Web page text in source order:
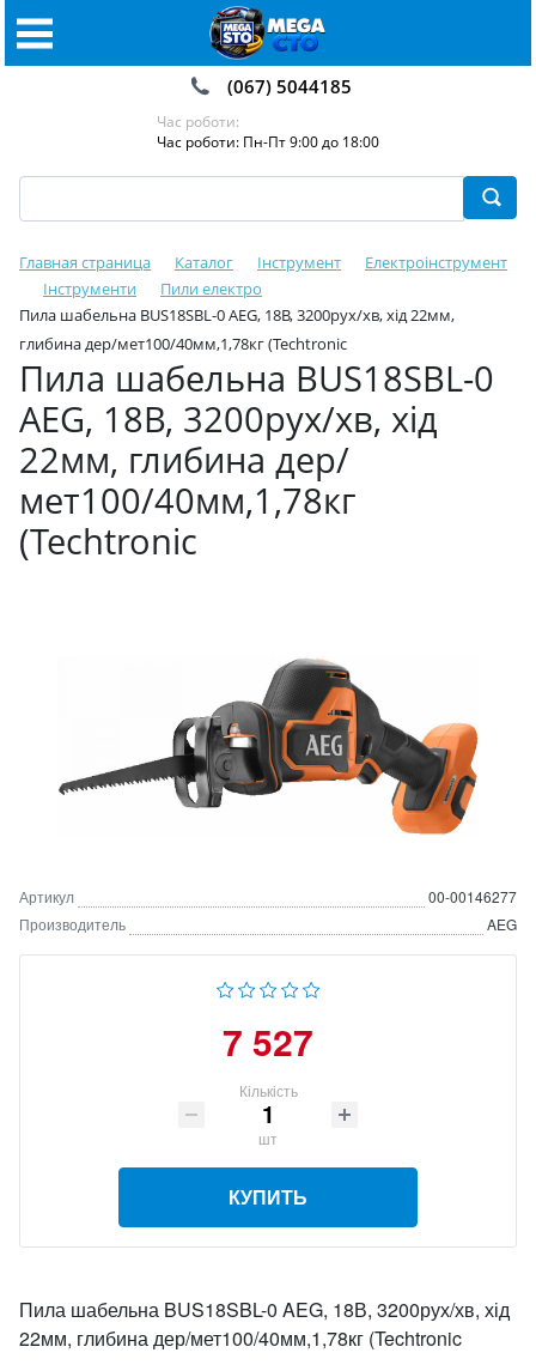
(067) 5044185
Час роботи:
Час роботи: Пн-Пт 9:00 до 18:00
Главная страница Каталог Інструмент
Електроінструмент
Інструменти
Пили електро
Пила шабельна BUS18SBL-0 AEG, 18В, 3200рух/хв, хід 22мм,
глибина дер/мет100/40мм,1,78кг (Techtronic
Пила шабельна BUS18SBL-0
AEG, 18В, 3200рух/хв, хід
22мм, глибина дер/
мет100/40мм,1,78кг
(Techtronic
Артикул
00-00146277
Производитель
AEG
7 527
Кількість
шт
КУПИТЬ
Пила шабельна BUS18SBL-0 AEG, 18В, 3200рух/хв, хід
22мм, глибина дер/мет100/40мм,1,78кг (Techtronic